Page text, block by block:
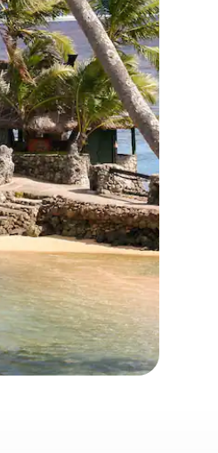
abajo, o bien tocando y